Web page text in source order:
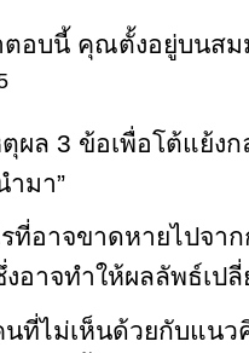
ตอบนี้ คุณตั้งอยู่บนส
ตุผล 3 ข้อเพื่อโต้แย้ง
มา”
ที่อาจขาดหายไปจาก
อาจทำให้ผลลัพธ์เปลี่
ที่ไม่เห็นด้วยกับแนว